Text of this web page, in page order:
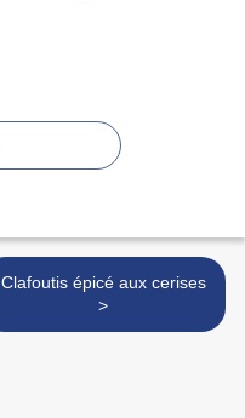
Clafoutis épicé aux cerises
>